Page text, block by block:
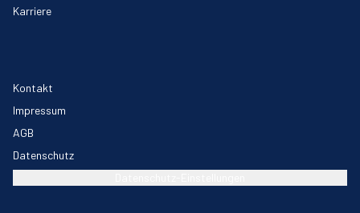
Karriere
Kontakt
Impressum
AGB
Datenschutz